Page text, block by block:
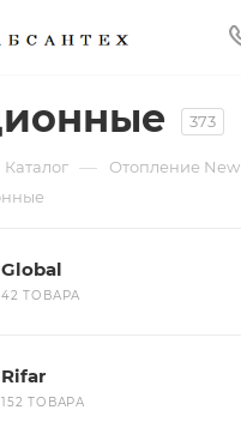
373
Каталог — Отопление New
Global
42 ТОВАРА
Rifar
152 ТОВАРА